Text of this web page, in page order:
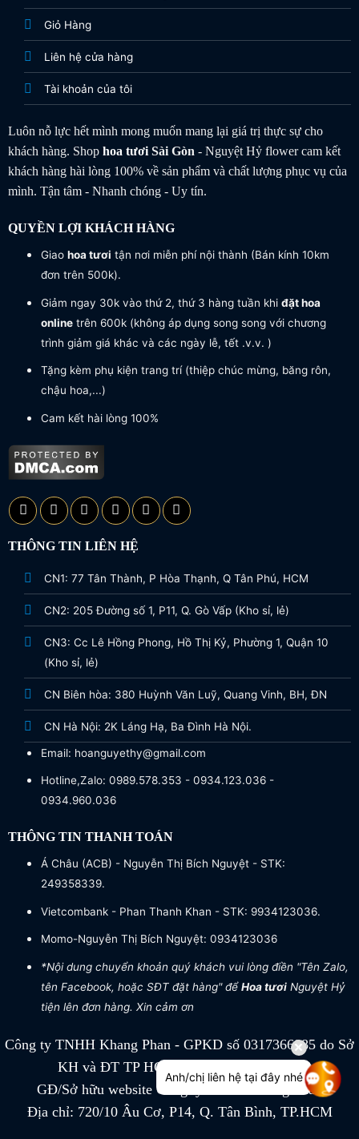
Giỏ Hàng
Liên hệ cửa hàng
Tài khoản của tôi
Luôn nỗ lực hết mình mong muốn mang lại giá trị thực sự cho
khách hàng. Shop hoa tươiSài Gòn- Nguyệt Hỷ flower cam kết
khách hàng hài lòng 100% về sản phẩm và chất lượng phục vụ của
mình. Tận tâm - Nhanh chóng - Uy tín.
QUYỀN LỢI KHÁCH HÀNG
Giao hoa tươi tận nơi miễn phí nội thành (Bán kính 10km
đơn trên 500k).
Giảm ngay 30k vào thứ 2, thứ 3 hàng tuần khi đặt hoa
onlinetrên 600k (không áp dụng song song với chương
trình giảm giá khác và các ngày lễ, tết .v.v. )
Tặng kèm phụ kiện trang trí (thiệp chúc mừng, băng rôn,
chậu hoa,...)
Cam kết hài lòng 100%
THÔNG TIN LIÊN HỆ
CN1: 77 Tân Thành, P Hòa Thạnh, Q Tân Phú, HCM
CN2: 205 Đường số 1, P11, Q. Gò Vấp (Kho sỉ, lẻ)
CN3: Cc Lê Hồng Phong, Hồ Thị Kỷ, Phường 1, Quận 10
(Kho sỉ, lẻ)
CN Biên hòa: 380 Huỳnh Văn Luỹ, Quang Vinh, BH, ĐN
CN Hà Nội: 2K Láng Hạ, Ba Đình Hà Nội.
Email: hoanguyethy@gmail.com
Hotline,Zalo: 0989.578.353 - 0934.123.036 -
0934.960.036
THÔNG TIN THANH TOÁN
Á Châu (ACB) - Nguyễn Thị Bích Nguyệt - STK:
249358339.
Vietcombank - Phan Thanh Khan - STK: 9934123036.
Momo-Nguyễn Thị Bích Nguyệt: 0934123036
*Nội dung chuyển khoản quý khách vui lòng điền "Tên Zalo,
tên Facebook, hoặc SĐT đặt hàng" đểHoa tươiNguyệt Hỷ
tiện lên đơn hàng. Xin cảm ơn
Công ty TNHH Khang Phan - GPKD số 0317366885 do Sở
KH và ĐT TP HCM cấp ngày 04/07/2022
GĐ/Sở hữu website Công ty TNHH Khang Phan
Địa chỉ: 720/10 Âu Cơ, P14, Q. Tân Bình, TP.HCM
Anh/chị liên hệ tại đây nhé